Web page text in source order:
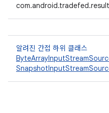
알려진 간접 하위 클래스